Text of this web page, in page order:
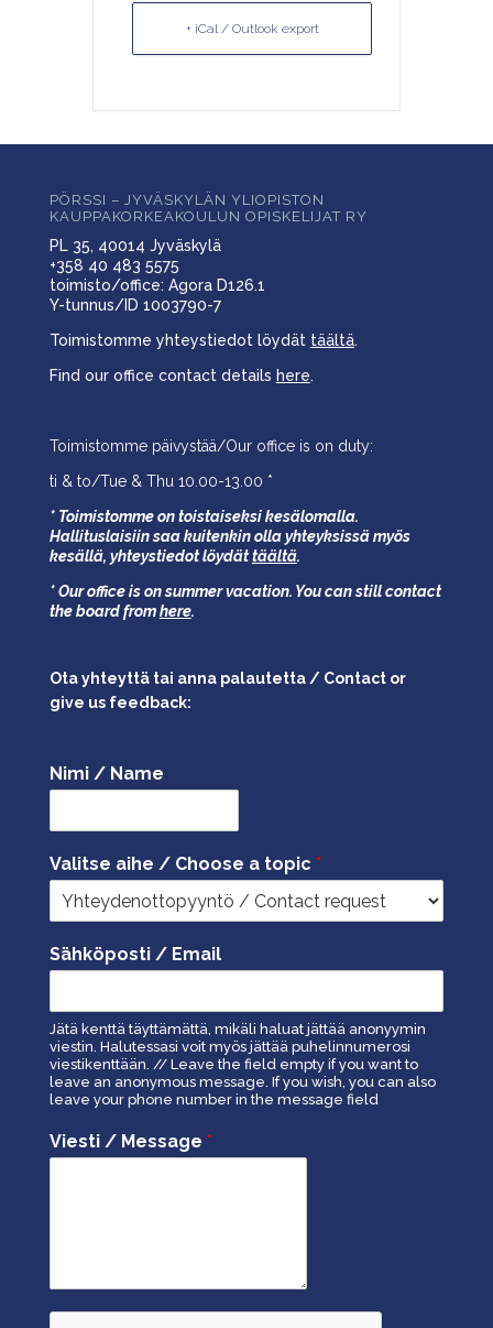
+ iCal / Outlook export
PÖRSSI – JYVÄSKYLÄN YLIOPISTON
KAUPPAKORKEAKOULUN OPISKELIJAT RY
PL 35, 40014 Jyväskylä
+358 40 483 5575
toimisto/office: Agora D126.1
Y-tunnus/ID 1003790-7
Toimistomme yhteystiedot löydät täältä.
Find our office contact details here.
Toimistomme päivystää/Our office is on duty:
ti & to/Tue & Thu 10.00-13.00 *
* Toimistomme on toistaiseksi kesälomalla.
Hallituslaisiin saa kuitenkin olla yhteyksissä myös
kesällä, yhteystiedot löydättäältä.
* Our office is on summer vacation. You can still contact
the board fromhere.
Ota yhteyttä tai anna palautetta / Contact or
give us feedback:
Nimi / Name
Valitse aihe / Choose a topic *
Sähköposti / Email
Jätä kenttä täyttämättä, mikäli haluat jättää anonyymin
viestin. Halutessasi voit myös jättää puhelinnumerosi
viestikenttään. // Leave the field empty if you want to
leave an anonymous message. If you wish, you can also
leave your phone number in the message field
Viesti / Message *